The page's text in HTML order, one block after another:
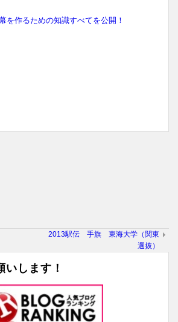
を作るための知識すべてを公開！
2013駅伝 手旗 東海大学（関東
選抜）
します！